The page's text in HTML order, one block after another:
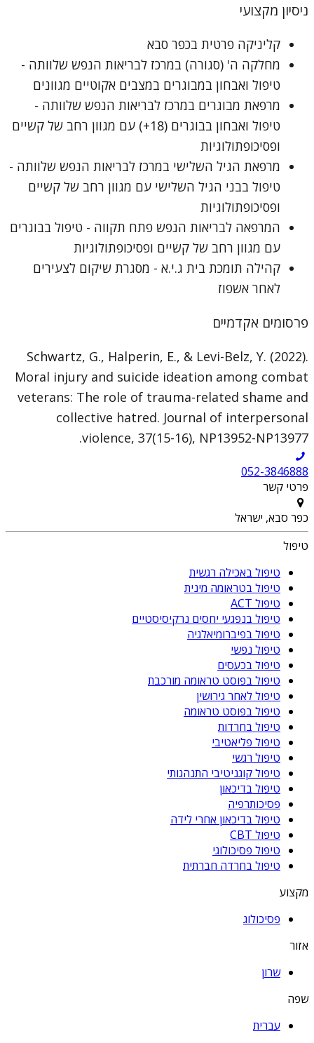
ניסיון מקצועי
קליניקה פרטית בכפר סבא
מחלקה ה' (סגורה) במרכז לבריאות הנפש שלוותה -
טיפול ואבחון במבוגרים במצבים אקוטיים מגוונים
מרפאת מבוגרים במרכז לבריאות הנפש שלוותה -
טיפול ואבחון בבוגרים (18+) עם מגוון רחב של קשיים
ופסיכופתולוגיות
מרפאת הגיל השלישי במרכז לבריאות הנפש שלוותה -
טיפול בבני הגיל השלישי עם מגוון רחב של קשיים
ופסיכופתולוגיות
המרפאה לבריאות הנפש פתח תקווה - טיפול בבוגרים
עם מגוון רחב של קשיים ופסיכופתולוגיות
קהילה תומכת בית ג.י.א - מסגרת שיקום לצעירים
לאחר אשפוז
פרסומים אקדמיים
Schwartz, G., Halperin, E., & Levi-Belz, Y. (2022).
Moral injury and suicide ideation among combat
veterans: The role of trauma-related shame and
collective hatred. Journal of interpersonal
violence, 37(15-16), NP13952-NP13977.
052-3846888
פרטי קשר
כפר סבא, ישראל
טיפול
טיפול באכילה רגשית
טיפול בטראומה מינית
טיפול ACT
טיפול בנפגעי יחסים נרקיסיסטיים
טיפול בפיברומיאלגיה
טיפול נפשי
טיפול בכעסים
טיפול בפוסט טראומה מורכבת
טיפול לאחר גירושין
טיפול בפוסט טראומה
טיפול בחרדות
טיפול פליאטיבי
טיפול רגשי
טיפול קוגניטיבי התנהגותי
טיפול בדיכאון
פסיכותרפיה
טיפול בדיכאון אחרי לידה
טיפול CBT
טיפול פסיכולוגי
טיפול בחרדה חברתית
מקצוע
פסיכולוג
אזור
שרון
שפה
עברית